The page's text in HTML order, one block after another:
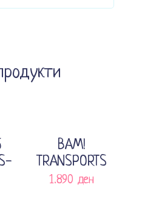
Додади во кошничка
BAM!
TRANSPORTS
1.890 ден